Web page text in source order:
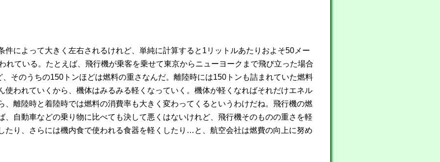
件によって大きく左右されるけれど、単純に計算すると1リットルあたりおよそ50メー
れている。たとえば、飛行機が乗客を乗せて東京からニューヨークまで飛び立った場合
そのうちの150トンほどは燃料の重さなんだ。離陸時には150トンも詰まれていた燃料
使われていくから、機体はみるみる軽くなっていく。機体が軽くなればそれだけエネル
、離陸時と着陸時では燃料の消費率も大きく変わってくるというわけだね。飛行機の燃
、自動車などの乗り物に比べても決して悪くはないけれど、飛行機そのものの重さを軽
たり、さらには機内食で使われる食器を軽くしたり…と、航空会社は燃費の向上に努め